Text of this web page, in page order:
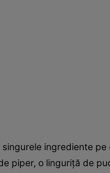
ingrediente
piper, o linguriță de